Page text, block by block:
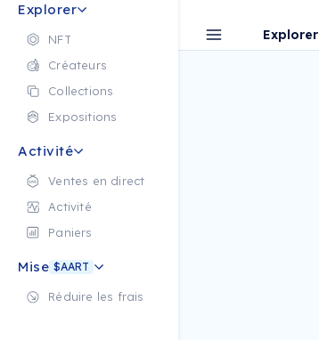
Explorer
NFT
Créateurs
Collections
Expositions
Activité
Ventes en direct
Activité
Paniers
Mise $AART
Réduire les frais
Explorer